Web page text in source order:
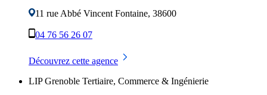
11 rue Abbé Vincent Fontaine, 38600
04 76 56 26 07
Découvrez cette agence
LIP Grenoble Tertiaire, Commerce & Ingénierie